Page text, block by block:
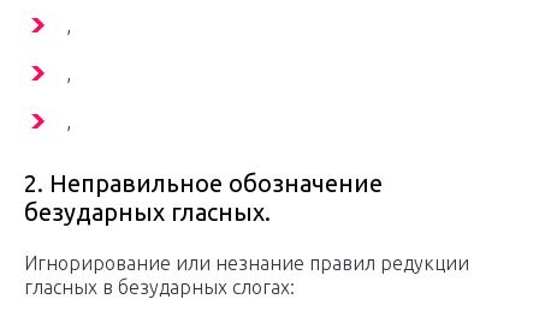
,
,
,
2. Неправильное обозначение
безударных гласных.
Игнорирование или незнание правил редукции
гласных в безударных слогах: